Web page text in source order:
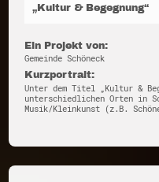
„Kultur & Begegnung“
Ein Projekt von:
Gemeinde Schöneck
Kurzportrait:
Unter dem Titel „Kultur &
unterschiedlichen Orten in
Musik/Kleinkunst (z.B.